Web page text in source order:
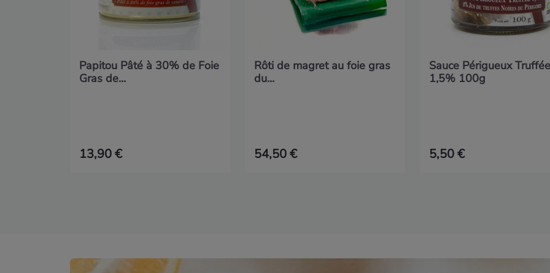
Papitou Pâté à 30% de Foie
Gras de...
13,90 €
Rôti de magret au foie gras
du...
54,50 €
Sauce Périgueux Truffée
1,5% 100g
5,50 €